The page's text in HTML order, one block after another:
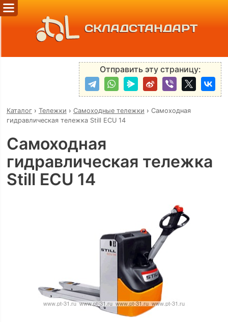
СКЛАДСТАНДАРТ
Отправить эту страницу:
Каталог› Тележки › Самоходные тележки › Самоходная
гидравлическая тележка Still ECU 14
Самоходная
гидравлическая тележка
Still ECU 14